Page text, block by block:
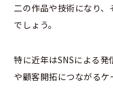
二の作品や技術になり
でしょう。
特に近年はSNSによる
や顧客開拓につながるケ